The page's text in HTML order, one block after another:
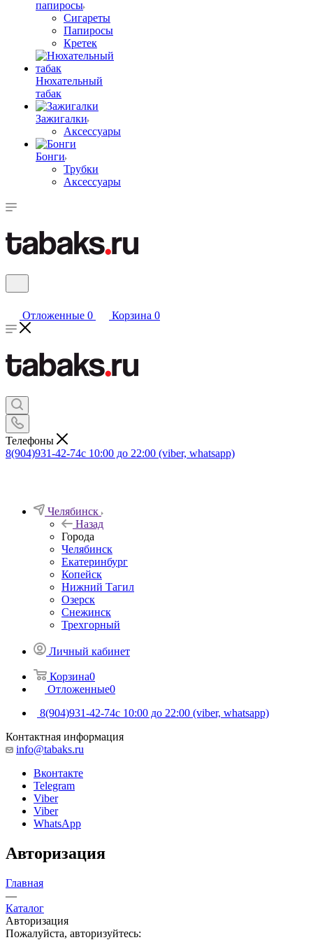
папиросы
Сигареты
Папиросы
Кретек
Нюхательный
табак
Зажигалки
Аксессуары
Бонги
Трубки
Аксессуары
Отложенные 0 Корзина 0
Телефоны
8(904)931-42-74с 10:00 до 22:00 (viber, whatsapp)
Челябинск
Назад
Города
Челябинск
Екатеринбург
Копейск
Нижний Тагил
Озерск
Снежинск
Трехгорный
Личный кабинет
Корзина0
Отложенные0
8(904)931-42-74с 10:00 до 22:00 (viber, whatsapp)
Контактная информация
info@tabaks.ru
Вконтакте
Telegram
Viber
Viber
WhatsApp
Авторизация
Главная
—
Каталог
Авторизация
Пожалуйста, авторизуйтесь: